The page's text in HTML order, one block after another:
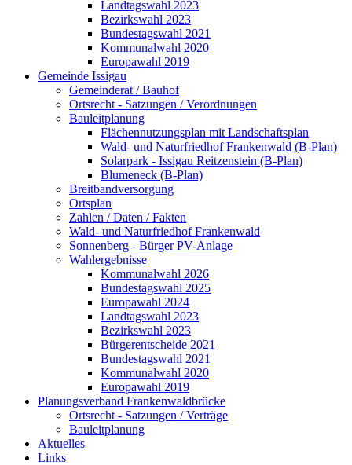
Landtagswahl 2023
Bezirkswahl 2023
Bundestagswahl 2021
Kommunalwahl 2020
Europawahl 2019
Gemeinde Issigau
Gemeinderat / Bauhof
Ortsrecht - Satzungen / Verordnungen
Bauleitplanung
Flächennutzungsplan mit Landschaftsplan
Wald- und Naturfriedhof Frankenwald (B-Plan)
Solarpark - Issigau Reitzenstein (B-Plan)
Blumeneck (B-Plan)
Breitbandversorgung
Ortsplan
Zahlen / Daten / Fakten
Wald- und Naturfriedhof Frankenwald
Sonnenberg - Bürger PV-Anlage
Wahlergebnisse
Kommunalwahl 2026
Bundestagswahl 2025
Europawahl 2024
Landtagswahl 2023
Bezirkswahl 2023
Bürgerentscheide 2021
Bundestagswahl 2021
Kommunalwahl 2020
Europawahl 2019
Planungsverband Frankenwaldbrücke
Ortsrecht - Satzungen / Verträge
Bauleitplanung
Aktuelles
Links